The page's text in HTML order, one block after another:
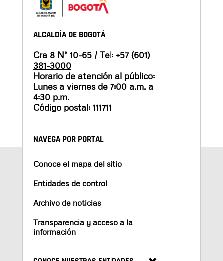
ALCALDÍA DE BOGOTÁ
Cra 8 N° 10-65 / Tel: +57 (601)
381-3000
Horario de atención al público:
Lunes a viernes de 7:00 a.m. a
4:30 p.m.
Código postal: 111711
NAVEGA POR PORTAL
Conoce el mapa del sitio
Entidades de control
Archivo de noticias
Transparencia y acceso a la
información